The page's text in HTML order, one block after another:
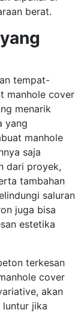
berat.
tempat-
manhole cover
menarik
yang
manhole
saja
dari proyek,
tambahan
saluran
juga bisa
estetika
terkesan
cover
akan
jika